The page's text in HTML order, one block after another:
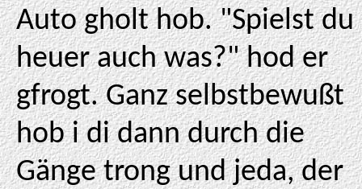
Auto gholt hob. "Spielst du
heuer auch was?" hod er
gfrogt. Ganz selbstbewußt
hob i di dann durch die
Gänge trong und jeda, der